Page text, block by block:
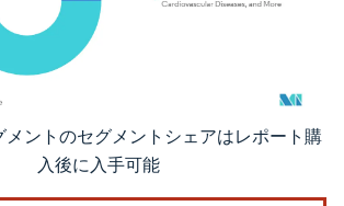
。再利用にはCC BY 4.0の表示が必要です。
メントのセグメントシェアはレポート購
入後に入手可能